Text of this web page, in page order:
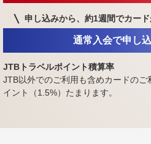
申し込みから、約1週間でカード
通常入会で申し
JTBトラベルポイント積算率
JTB以外でのご利用も含めカードのご
イント（1.5%）たまります。